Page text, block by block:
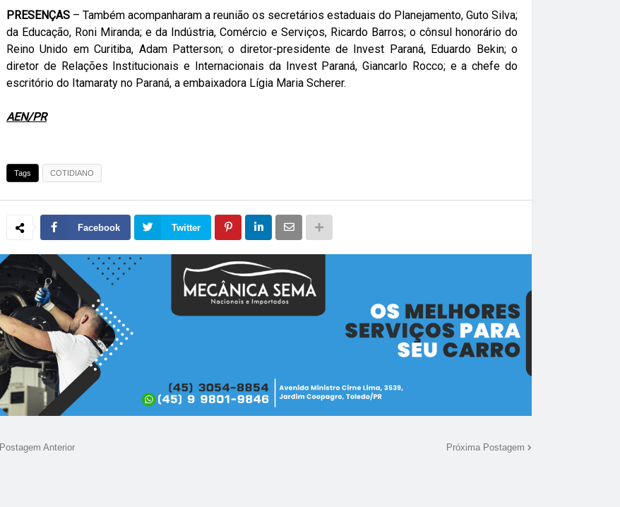
PRESENÇAS – Também acompanharam a reunião os secretários estaduais do Planejamento, Guto Silva;
da Educação, Roni Miranda; e da Indústria, Comércio e Serviços, Ricardo Barros; o cônsul honorário do
Reino Unido em Curitiba, Adam Patterson; o diretor-presidente de Invest Paraná, Eduardo Bekin; o
diretor de Relações Institucionais e Internacionais da Invest Paraná, Giancarlo Rocco; e a chefe do
escritório do Itamaraty no Paraná, a embaixadora Lígia Maria Scherer.
AEN/PR
Tags COTIDIANO
Facebook Twitter
Postagem Anterior Próxima Postagem